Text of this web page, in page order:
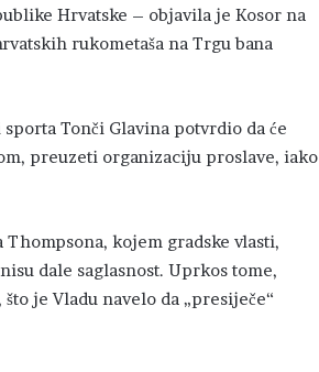
Hrvatske – objavila je Kosor na
rukometaša na Trgu bana
Tonči Glavina potvrdio da će
preuzeti organizaciju proslave, iako
kojem gradske vlasti,
dale saglasnost. Uprkos tome,
je Vladu navelo da „presiječe“